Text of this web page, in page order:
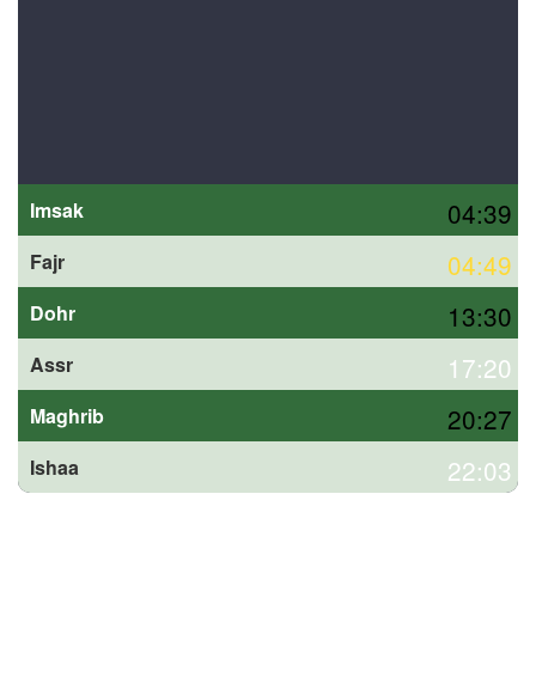
Imsak 04:39
Fajr 04:49
Dohr 13:30
Assr 17:20
Maghrib 20:27
Ishaa 22:03